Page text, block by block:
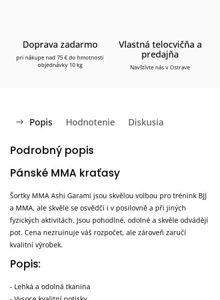
Doprava zadarmo
pri nákupe nad 75 € do hmotnosti
objednávky 10 kg
Vlastná telocvičňa a
predajňa
Navštívte nás v Ostrave
Popis Hodnotenie Diskusia
Podrobný popis
Pánské MMA kraťasy
Šortky MMA Ashi Garami jsou skvělou volbou pro trénink BJJ
a MMA, ale skvěle se osvědčí i v posilovně a při jiných
fyzických aktivitách. Jsou pohodlné, odolné a skvěle odvádějí
pot. Cena nezruinuje váš rozpočet, ale zároveň zaručí
kvalitní výrobek.
Popis:
- Lehká a odolná tkanina